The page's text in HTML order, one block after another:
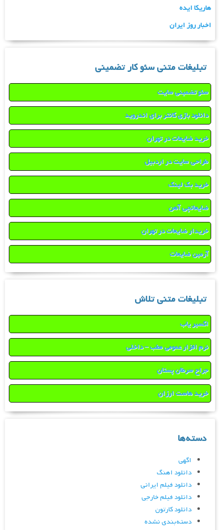
هاریکا ایده
اخبار روز ایران
تبلیغات متنی سئو کار تضمینی
سئو تضمینی سایت
دانلود بازی کانتر برای اندروید
خرید ضایعات در تهران
طراحی سایت در اردبیل
خرید بک لینک
ضایعاتچی آهن
خریدار ضایعات در تهران
آرمین ضایعات
تبلیغات متنی تلاش
اکسیر یاب
نرم افزار عمومی مطب – داخلی
جراح سرطان پستان
خرید هاست ارزان
دسته‌ها
اگهی
دانلود اهنگ
دانلود فیلم ایرانی
دانلود فیلم خارجی
دانلود کارتون
دسته‌بندی نشده